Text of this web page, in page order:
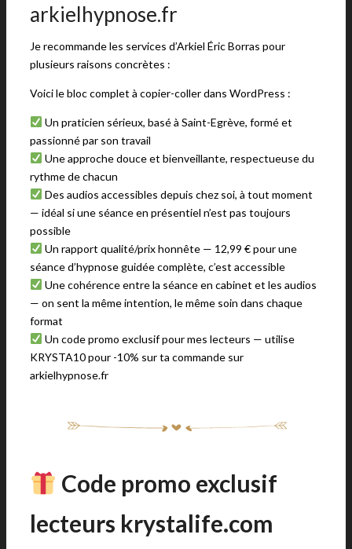
arkielhypnose.fr
Je recommande les services d’Arkiel Éric Borras pour
plusieurs raisons concrètes :
Voici le bloc complet à copier-coller dans WordPress :
Un praticien sérieux, basé à Saint-Egrève, formé et
passionné par son travail
Une approche douce et bienveillante, respectueuse du
rythme de chacun
Des audios accessibles depuis chez soi, à tout moment
— idéal si une séance en présentiel n’est pas toujours
possible
Un rapport qualité/prix honnête — 12,99 € pour une
séance d’hypnose guidée complète, c’est accessible
Une cohérence entre la séance en cabinet et les audios
— on sent la même intention, le même soin dans chaque
format
Un code promo exclusif pour mes lecteurs — utilise
KRYSTA10 pour -10% sur ta commande sur
arkielhypnose.fr
Code promo exclusif
lecteurs krystalife.com